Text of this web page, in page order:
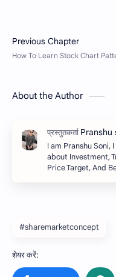
About the Author
I am Pranshu Soni,
about Investment,
Price Target, And
#sharemarketconcept